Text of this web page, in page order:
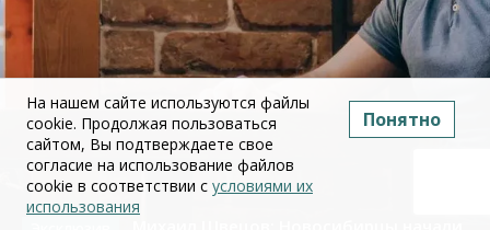
На нашем сайте используются файлы
cookie. Продолжая пользоваться
сайтом, Вы подтверждаете свое
согласие на использование файлов
cookie в соответствии с условиями их
использования
Понятно